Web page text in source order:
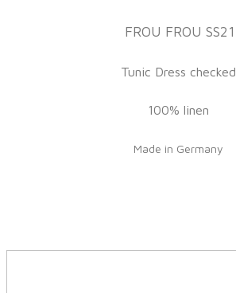
FROU FROU SS21
Tunic Dress checked
100% linen
Made in Germany